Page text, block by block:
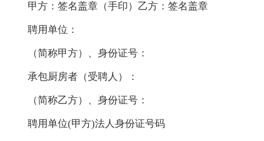
甲方：签名盖章（手印）乙方：签名盖章
聘用单位：
（简称甲方）、身份证号：
承包厨房者（受聘人）：
（简称乙方）、身份证号：
聘用单位(甲方)法人身份证号码